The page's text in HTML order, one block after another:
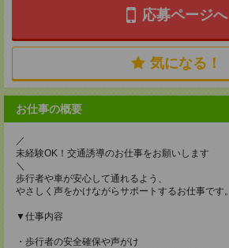
応募ページへ
気になる！
お仕事の概要
／
未経験OK！交通誘導のお仕事をお願いします
＼
歩行者や車が安心して通れるよう、
やさしく声をかけながらサポートするお仕事です。
▼仕事内容
・歩行者の安全確保や声がけ